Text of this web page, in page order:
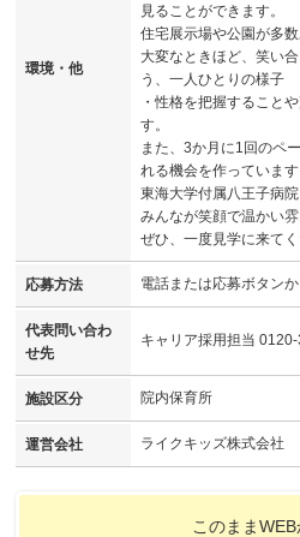
環境・他
見ることができます。
住宅展示場や公園が多
大変なときほど、笑い
う、一人ひとりの様子
・性格を把握すること
す。
また、3か月に1回のペ
れる機会を作っています
東海大学付属八王子病
みんなが笑顔で温かい
ぜひ、一度見学に来てく
応募方法 電話または応募ボタン
代表問い合わ
せ先
キャリア採用担当
施設区分 院内保育所
運営会社 ライクキッズ株式会社
このままWEB